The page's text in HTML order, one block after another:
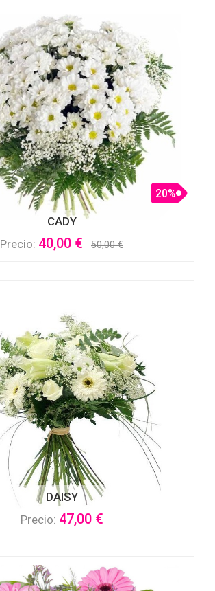
CADY
20%
Precio: 40,00 € 50,00 €
DAISY
Precio: 47,00 €